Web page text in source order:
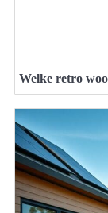
Welke retro